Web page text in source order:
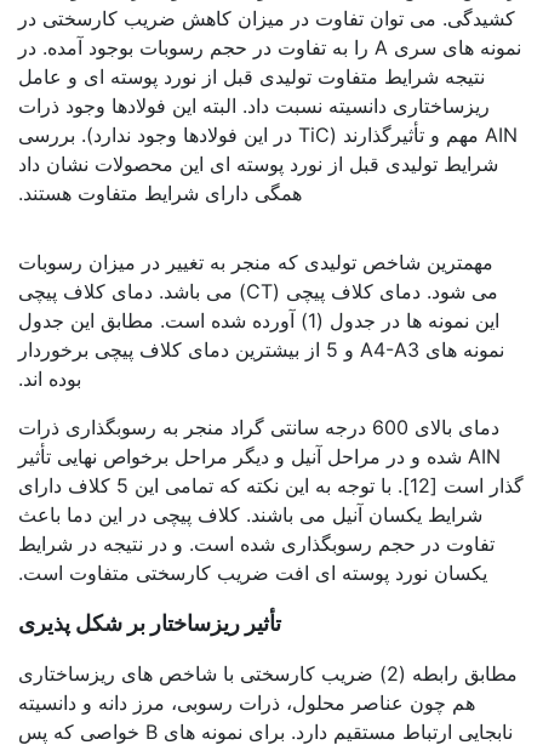
کشیدگی. می توان تفاوت در میزان کاهش ضریب کارسختی در
نمونه های سری A را به تفاوت در حجم رسوبات بوجود آمده. در
نتیجه شرایط متفاوت تولیدی قبل از نورد پوسته ای و عامل
ریزساختاری دانسیته نسبت داد. البته این فولادها وجود ذرات
AIN مهم و تأثیرگذارند (TiC در این فولادها وجود ندارد). بررسی
شرایط تولیدی قبل از نورد پوسته ای این محصولات نشان داد
همگی دارای شرایط متفاوت هستند.
مهمترین شاخص تولیدی که منجر به تغییر در میزان رسوبات
می شود. دمای کلاف پیچی (CT) می باشد. دمای کلاف پیچی
این نمونه ها در جدول (1) آورده شده است. مطابق این جدول
نمونه های A4-A3 و 5 از بیشترین دمای کلاف پیچی برخوردار
بوده اند.
دمای بالای 600 درجه سانتی گراد منجر به رسوبگذاری ذرات
AIN شده و در مراحل آنیل و دیگر مراحل برخواص نهایی تأثیر
گذار است [12]. با توجه به این نکته که تمامی این 5 کلاف دارای
شرایط یکسان آنیل می باشند. کلاف پیچی در این دما باعث
تفاوت در حجم رسوبگذاری شده است. و در نتیجه در شرایط
یکسان نورد پوسته ای افت ضریب کارسختی متفاوت است.
تأثیر ریزساختار بر شکل پذیری
مطابق رابطه (2) ضریب کارسختی با شاخص های ریزساختاری
هم چون عناصر محلول، ذرات رسوبی، مرز دانه و دانسیته
نابجایی ارتباط مستقیم دارد. برای نمونه های B خواصی که پس